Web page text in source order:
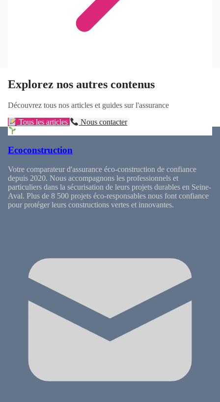
Explorez nos autres contenus
Découvrez tous nos articles et guides sur l'assurance
Tous les articles Nous contacter
Ecoconstruction
Votre comparateur d'assurance éco-construction de confiance
depuis 2020. Nous accompagnons les professionnels et
particuliers dans la sécurisation de leurs projets durables en Seine-
Aval. Plus de 8 500 projets éco-responsables nous font confiance
pour protéger leurs constructions vertes et innovantes.